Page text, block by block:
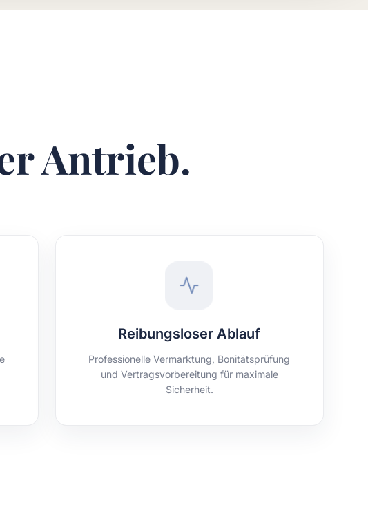
Antrieb.
Reibungsloser Ablauf
Professionelle Vermarktung, Bonitätsprüfung
und Vertragsvorbereitung für maximale
Sicherheit.